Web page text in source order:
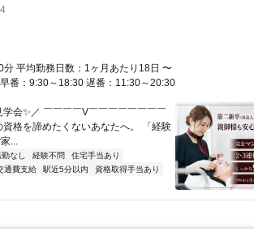
平均勤務日数：1ヶ月あたり18日 〜
番：9:30～18:30 遅番：11:30～20:30
会✨／ ￣￣￣￣V￣￣￣￣￣￣￣￣
格を諦めたくないあなたへ。 「経験
...
なし 経験不問
住宅手当あり
通費支給 駅近5分以内
資格取得手当あり